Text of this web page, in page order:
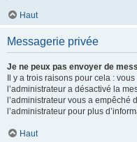
Haut
Messagerie privée
Je ne peux pas envoyer de
Il y a trois raisons pour cela :
l’administrateur a désactivé la
l’administrateur vous a empêché
l’administrateur pour plus
Haut